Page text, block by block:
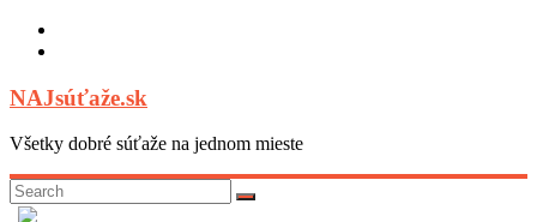
Skip
NAJsúťaže.sk
Všetky dobré súťaže na jednom mieste